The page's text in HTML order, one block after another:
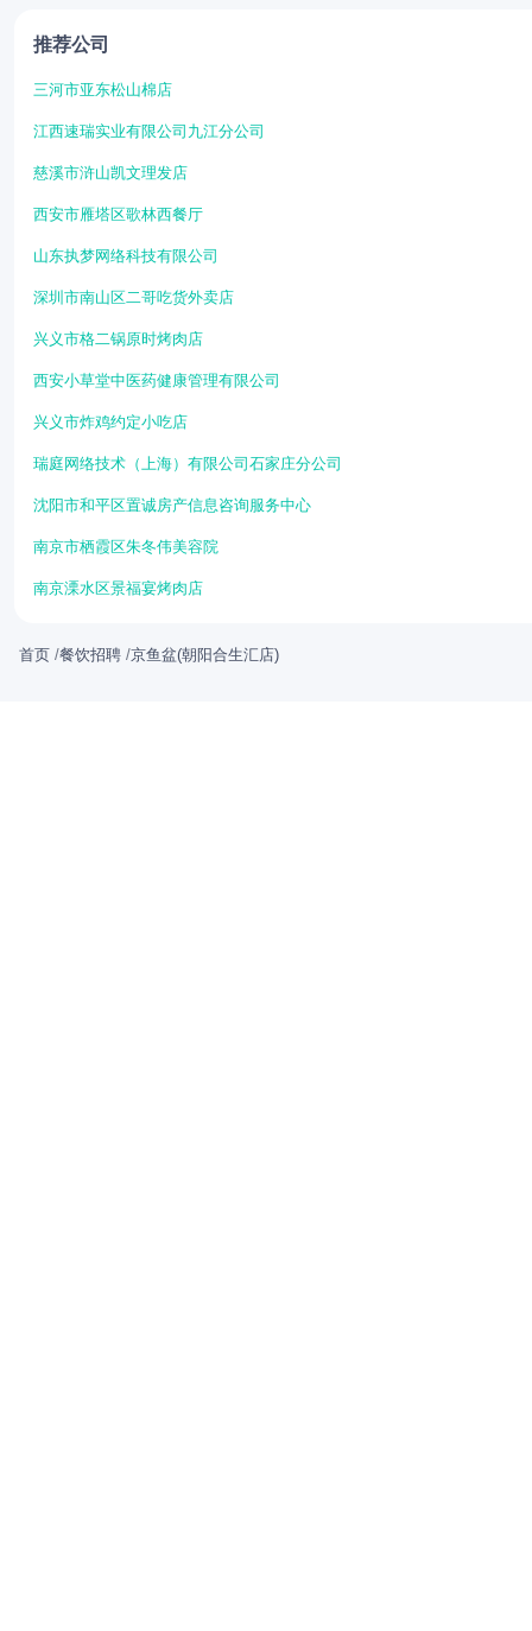
推荐公司
三河市亚东松山棉店
江西速瑞实业有限公司九江分公司
慈溪市浒山凯文理发店
西安市雁塔区歌林西餐厅
山东执梦网络科技有限公司
深圳市南山区二哥吃货外卖店
兴义市格二锅原时烤肉店
西安小草堂中医药健康管理有限公司
兴义市炸鸡约定小吃店
瑞庭网络技术（上海）有限公司石家庄分公司
沈阳市和平区置诚房产信息咨询服务中心
南京市栖霞区朱冬伟美容院
南京溧水区景福宴烤肉店
首页 /餐饮招聘 /京鱼盆(朝阳合生汇店)